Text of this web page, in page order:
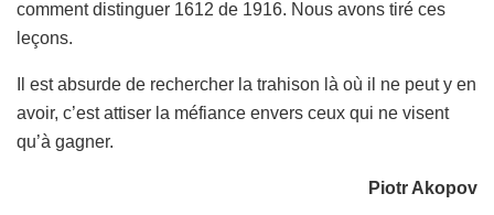
comment distinguer 1612 de 1916. Nous avons tiré ces
leçons.
Il est absurde de rechercher la trahison là où il ne peut y en
avoir, c’est attiser la méfiance envers ceux qui ne visent
qu’à gagner.
Piotr Akopov